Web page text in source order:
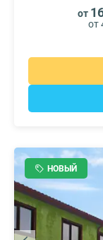
от
от
НОВЫЙ